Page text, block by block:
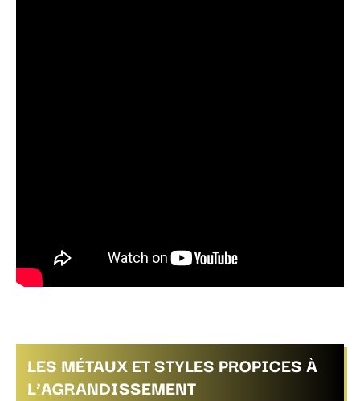
LES MÉTAUX ET STYLES PROPICES À
L’AGRANDISSEMENT